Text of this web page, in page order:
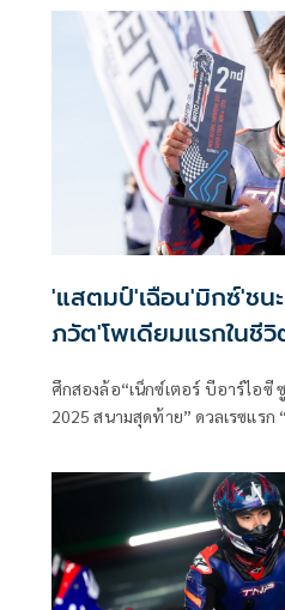
การเป็นแม่มากที่สุด" พระราชดำรั
พระนางเจ้าสิริกิติ์ พระบรมรา
หลวง เสด็จพระราชดำเนินเยือน
หนังสือพิมพ์ที่ขอพระราชทานสั
โปรดอะไรมากที่สุด ศูนย์การค้
ราชดำรัสดังกล่าวมาเป็นแรงบันด
แคมเปญเฉลิมฉลองคุณค่าของคว
ภาคภูมิใจระหว่างแม่กับลูก ผ่าน
of My Mom." โดยในปีนี้แคมเป
'แสตมป์'เฉือน'มิกซ์'ชนะ
ภวัต'โพเดียมแรกในชี
เตอร์BRIC
ศึกสองล้อ“เน็กซ์เตอร์ บีอาร์ไอซี
2025 สนามสุดท้าย” ดวลเรซแร
สุดท้ายคว้าชัยรุ่นใหญ่เหนือดาวรุ่
บิดดาวรุ่งจาก อิเดมิตสึ ฮอนด้า
มาร์วิน ฟริตซ์ นักบิดเอ็นดูรานซ์เ
จาก บัตเลอร์ การาจ เรซซิ่ง ทีม ป